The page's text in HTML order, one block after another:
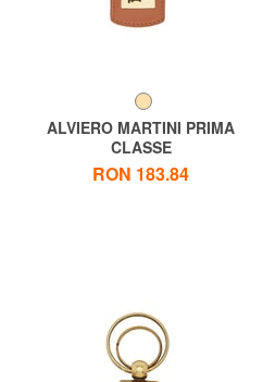
ALVIERO MARTINI PRIMA
CLASSE
GEO CLASSIC Breloc cu
pandantiv cu logo
RON 183.84